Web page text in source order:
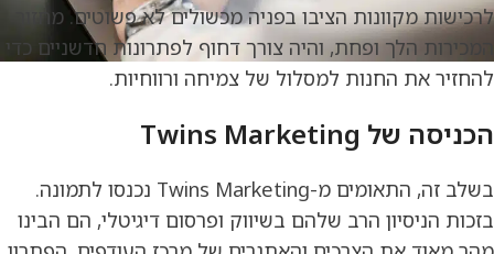
לרכישות מקוונות הציבו בפניה מכשולים לא פשוטים. מחזור
המכירות הלך ופחת, והיה צורך דחוף לפתרונות חדשניים כדי
להחזיר את החנות למסלול של צמיחה ורווחיות.
הכניסה של Twins Marketing
בשלב זה, התאומים מ-Twins Marketing נכנסו לתמונה.
בזכות הניסיון הרב שלהם בשיווק ופרסום דיגיטלי, הם הבינו